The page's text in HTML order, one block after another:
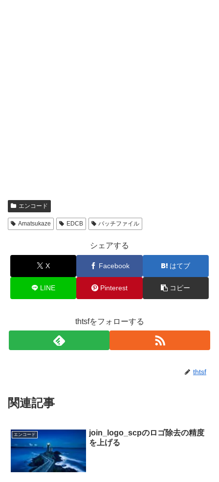
エンコード
Amatsukaze EDCB バッチファイル
シェアする
X Facebook はてブ
LINE Pinterest コピー
thtsfをフォローする
thtsf
関連記事
エンコード
join_logo_scpのロゴ除去の精度
を上げる